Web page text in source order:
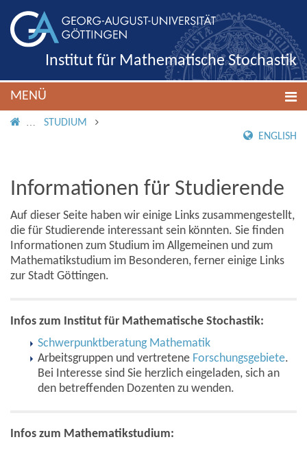
Institut für Mathematische Stochastik
MENÜ
IMS ROOT
STUDIUM
ENGLISH
Informationen für Studierende
Auf dieser Seite haben wir einige Links zusammengestellt,
die für Studierende interessant sein könnten. Sie finden
Informationen zum Studium im Allgemeinen und zum
Mathematikstudium im Besonderen, ferner einige Links
zur Stadt Göttingen.
Infos zum Institut für Mathematische Stochastik:
Schwerpunktberatung Mathematik
Arbeitsgruppen und vertretene Forschungsgebiete.
Bei Interesse sind Sie herzlich eingeladen, sich an
den betreffenden Dozenten zu wenden.
Infos zum Mathematikstudium: